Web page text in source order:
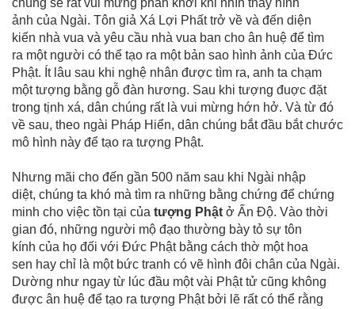
chúng sẽ rất vui mừng phấn khởi khi nhìn thấy hình
ảnh của Ngài. Tôn giả Xá Lợi Phất trở về và đến diện
kiến nhà vua và yêu cầu nhà vua ban cho ân huệ để tìm
ra một người có thể tạo ra một bản sao hình ảnh của Đức
Phật. Ít lâu sau khi nghệ nhân được tìm ra, anh ta chạm
một tượng bằng gỗ đàn hương. Sau khi tượng đuợc đặt
trong tịnh xá, dân chúng rất là vui mừng hớn hở. Và từ đó
về sau, theo ngài Pháp Hiển, dân chúng bắt đầu bắt chước
mô hình này để tạo ra tượng Phật.
Nhưng mãi cho đến gần 500 năm sau khi Ngài nhập
diệt, chúng ta khó mà tìm ra những bằng chứng để chứng
minh cho việc tồn tại của tượng Phật ở Ấn Độ. Vào thời
gian đó, những người mộ đạo thường bày tỏ sự tôn
kính của họ đối với Đức Phật bằng cách thờ một hoa
sen hay chỉ là một bức tranh có vẽ hình đôi chân của Ngài.
Dường như ngay từ lúc đầu một vài Phật tử cũng không
được ân huệ để tạo ra tượng Phật bởi lẽ rất có thể rằng